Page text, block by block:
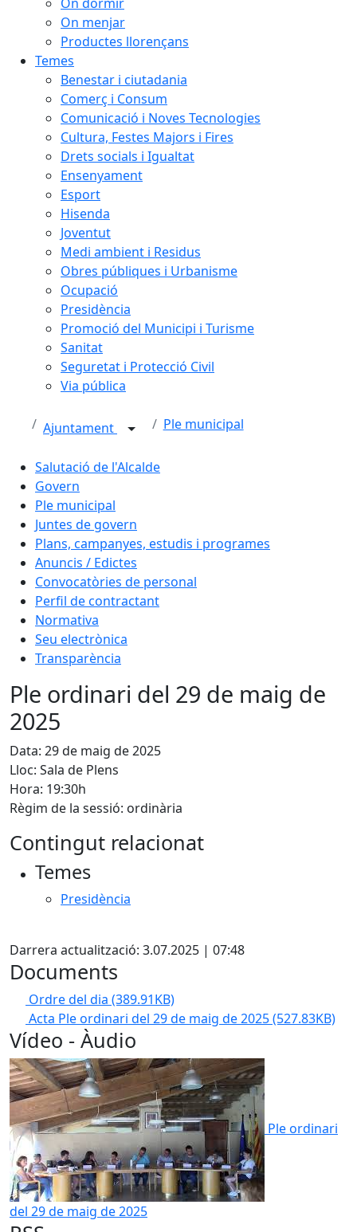
On menjar
Productes llorençans
Temes
Benestar i ciutadania
Comerç i Consum
Comunicació i Noves Tecnologies
Cultura, Festes Majors i Fires
Drets socials i Igualtat
Ensenyament
Esport
Hisenda
Joventut
Medi ambient i Residus
Obres públiques i Urbanisme
Ocupació
Presidència
Promoció del Municipi i Turisme
Sanitat
Seguretat i Protecció Civil
Via pública
Ajuntament Ple municipal
Salutació de l'Alcalde
Govern
Ple municipal
Juntes de govern
Plans, campanyes, estudis i programes
Anuncis / Edictes
Convocatòries de personal
Perfil de contractant
Normativa
Seu electrònica
Transparència
Ple ordinari del 29 de maig de
2025
Data: 29 de maig de 2025
Lloc: Sala de Plens
Hora: 19:30h
Règim de la sessió: ordinària
Contingut relacionat
Temes
Presidència
Darrera actualització: 3.07.2025 | 07:48
Documents
Ordre del dia (389.91KB)
Acta Ple ordinari del 29 de maig de 2025(527.83KB)
Vídeo - Àudio
Ple ordinari
del 29 de maig de 2025